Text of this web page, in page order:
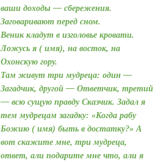
ваши доходы — сбережения.
Заговаривают перед сном.
Веник кладут в изголовье кровати.
Ложусь я ( имя), на восток, на
Охонскую гору.
Там живут три мудреца: один —
Загадчик, другой — Ответчик, третий
— всю сущую правду Сказчик. Задал я
тем мудрецам загадку: «Когда рабу
Божию ( имя) быть в достатку?» А
вот скажите мне, три мудреца,
ответ, али подарите мне что, али я